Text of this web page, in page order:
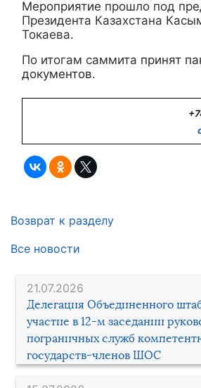
21.07.2026
Делегация Объединенного
участие в 12-м заседании
пограничных служб
государств-членов ШОС
Мероприятие прошло под
Президента Казахстана
Токаева.
По итогам саммита принят
документов.
Возврат к разделу
Все новости